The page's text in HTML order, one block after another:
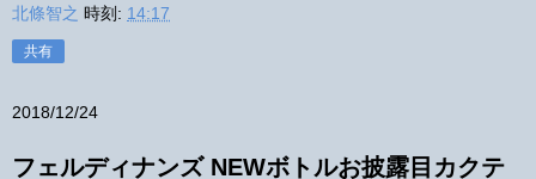
北條智之 時刻: 14:17
共有
2018/12/24
フェルディナンズ NEWボトルお披露目カクテ